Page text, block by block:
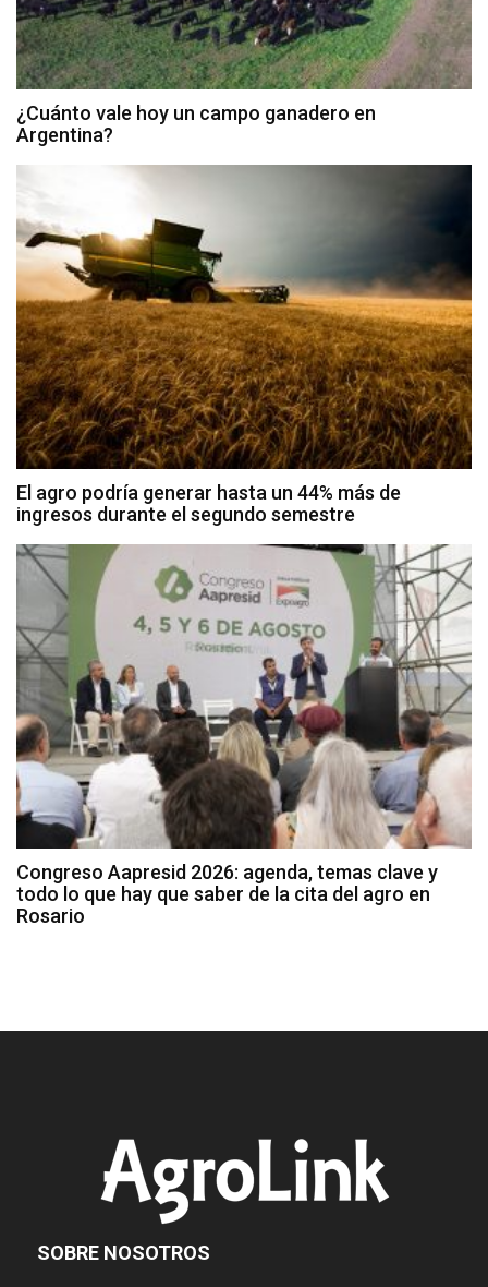
¿Cuánto vale hoy un campo ganadero en
Argentina?
El agro podría generar hasta un 44% más de
ingresos durante el segundo semestre
Congreso Aapresid 2026: agenda, temas clave y
todo lo que hay que saber de la cita del agro en
Rosario
SOBRE NOSOTROS